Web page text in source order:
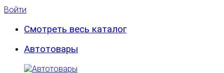
Войти
Смотреть весь каталог
Автотовары